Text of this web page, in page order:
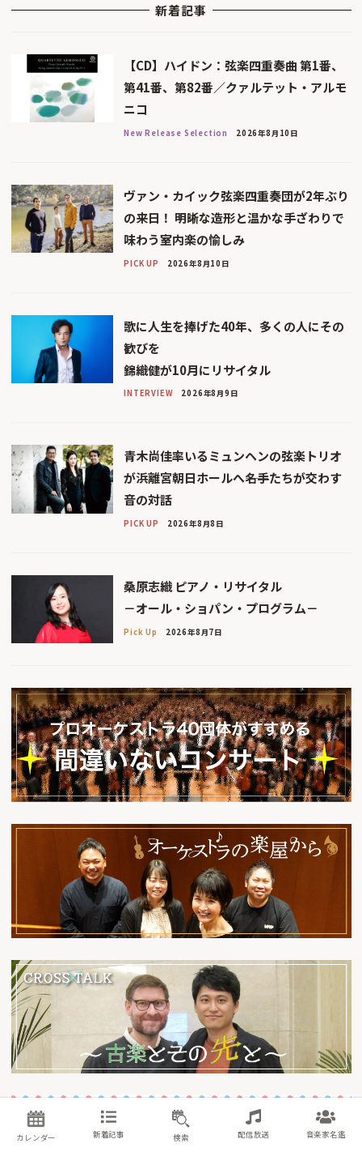
新着記事
【CD】ハイドン：弦楽四重奏曲 第1番、
第41番、第82番／クァルテット・アルモ
ニコ
New Release Selection 2026年8月10日
ヴァン・カイック弦楽四重奏団が2年ぶり
の来日！ 明晰な造形と温かな手ざわりで
味わう室内楽の愉しみ
PICK UP 2026年8月10日
歌に人生を捧げた40年、多くの人にその
歓びを
錦織健が10月にリサイタル
INTERVIEW 2026年8月9日
青木尚佳率いるミュンヘンの弦楽トリオ
が浜離宮朝日ホールへ――名手たちが交わす
音の対話
PICK UP 2026年8月8日
桑原志織 ピアノ・リサイタル
－オール・ショパン・プログラム－
Pick Up 2026年8月7日
カレンダー 新着記事 検索 配信放送 音楽家名鑑